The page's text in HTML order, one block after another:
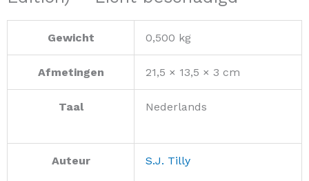
Gewicht 0,500 kg
Afmetingen 21,5 × 13,5 × 3 cm
Taal Nederlands
Auteur S.J. Tilly